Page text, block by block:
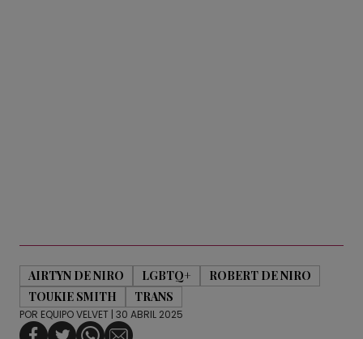
AIRTYN DE NIRO LGBTQ+
ROBERT DE NIRO
TOUKIE SMITH
TRANS
POR EQUIPO VELVET | 30 ABRIL 2025